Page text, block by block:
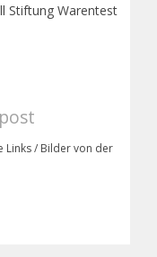
Stiftung Warentest
Links / Bilder von der